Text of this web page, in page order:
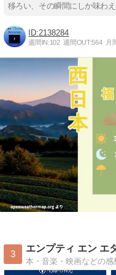
移ろい、その瞬間にしか味わ
2138284
週間IN:102 週間OUT:564 月
3
エンプティ エン エ
本・音楽・映画などの感